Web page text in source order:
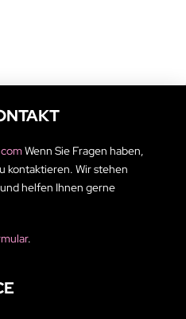
Wenn Sie Fragen haben,
kontaktieren. Wir stehen
helfen Ihnen gerne
.